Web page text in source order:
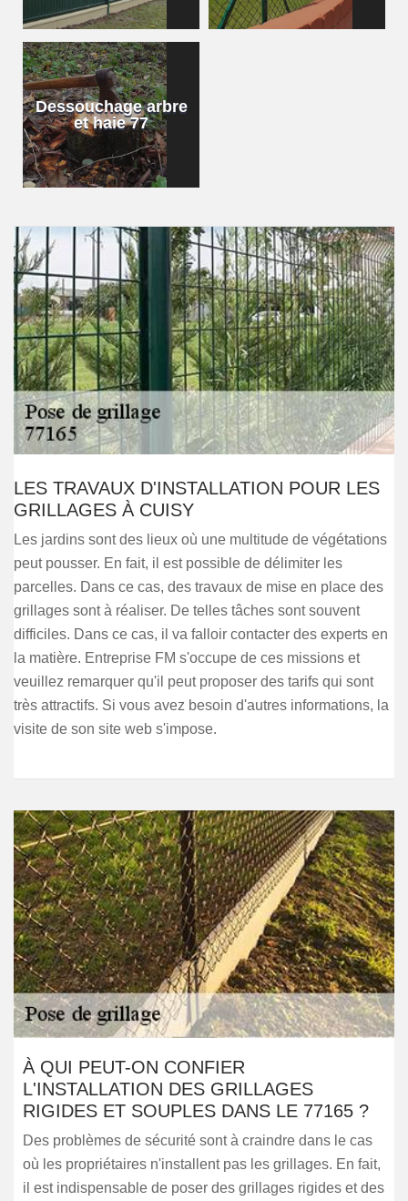
Dessouchage arbre
et haie 77
LES TRAVAUX D'INSTALLATION POUR LES
GRILLAGES À CUISY
Les jardins sont des lieux où une multitude de végétations
peut pousser. En fait, il est possible de délimiter les
parcelles. Dans ce cas, des travaux de mise en place des
grillages sont à réaliser. De telles tâches sont souvent
difficiles. Dans ce cas, il va falloir contacter des experts en
la matière. Entreprise FM s'occupe de ces missions et
veuillez remarquer qu'il peut proposer des tarifs qui sont
très attractifs. Si vous avez besoin d'autres informations, la
visite de son site web s'impose.
À QUI PEUT-ON CONFIER
L'INSTALLATION DES GRILLAGES
RIGIDES ET SOUPLES DANS LE 77165 ?
Des problèmes de sécurité sont à craindre dans le cas
où les propriétaires n'installent pas les grillages. En fait,
il est indispensable de poser des grillages rigides et des